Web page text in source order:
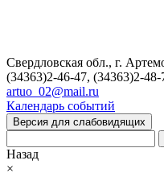
Свердловская обл., г.
(34363)2-46-47, (34363)2-48-
artuo_02@mail.ru
Календарь событий
Версия для слабовидящих
Назад
×